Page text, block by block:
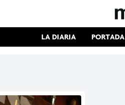
LA DIARIA PORTADA